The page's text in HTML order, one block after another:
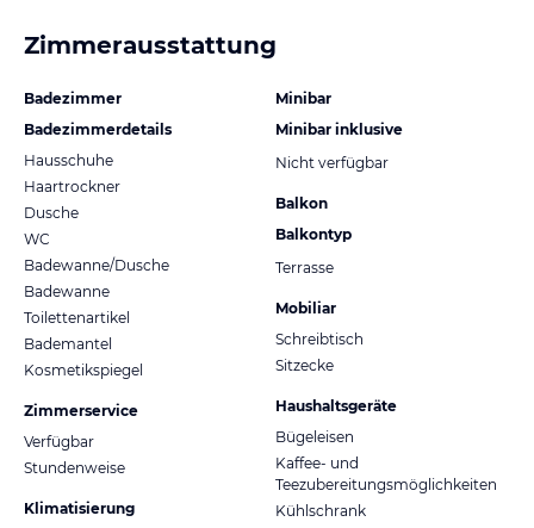
Zimmerausstattung
Badezimmer
Badezimmerdetails
Hausschuhe
Haartrockner
Dusche
WC
Badewanne/Dusche
Badewanne
Toilettenartikel
Bademantel
Kosmetikspiegel
Zimmerservice
Verfügbar
Stundenweise
Klimatisierung
Minibar
Minibar inklusive
Nicht verfügbar
Balkon
Balkontyp
Terrasse
Mobiliar
Schreibtisch
Sitzecke
Haushaltsgeräte
Bügeleisen
Kaffee- und
Teezubereitungsmöglichkeiten
Kühlschrank